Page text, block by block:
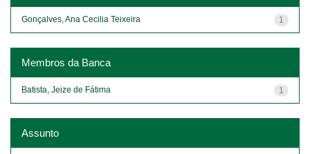
1
Gonçalves, Ana Cecilia Teixeira
Membros da Banca
1
Batista, Jeize de Fátima
Assunto